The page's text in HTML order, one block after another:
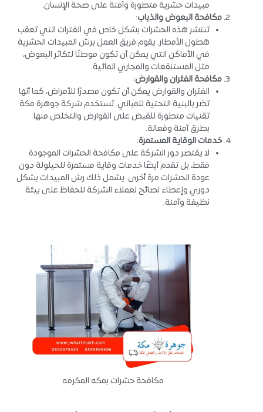
مبيدات حشرية متطورة وآمنة على صحة الإنسان.
مكافحة البعوض والذباب:
تنتشر هذه الحشرات بشكل خاص في الفترات التي تعقب
هطول الأمطار. يقوم فريق العمل برش المبيدات الحشرية
في الأماكن التي يمكن أن تكون موطنًا لتكاثر البعوض،
مثل المستنقعات والمجاري المائية.
مكافحة الفئران والقوارض:
الفئران والقوارض يمكن أن تكون مصدرًا للأمراض، كما أنها
تضر بالبنية التحتية للمباني. تستخدم شركة جوهرة مكة
تقنيات متطورة للقبض على القوارض والتخلص منها
بطرق آمنة وفعالة.
خدمات الوقاية المستمرة:
لا يقتصر دور الشركة على مكافحة الحشرات الموجودة
فقط، بل تقدم أيضًا خدمات وقاية مستمرة للحيلولة دون
عودة الحشرات مرة أخرى. يشمل ذلك رش المبيدات بشكل
دوري وإعطاء نصائح لعملاء الشركة للحفاظ على بيئة
نظيفة وآمنة.
مكافحة حشرات بمكه المكرمه